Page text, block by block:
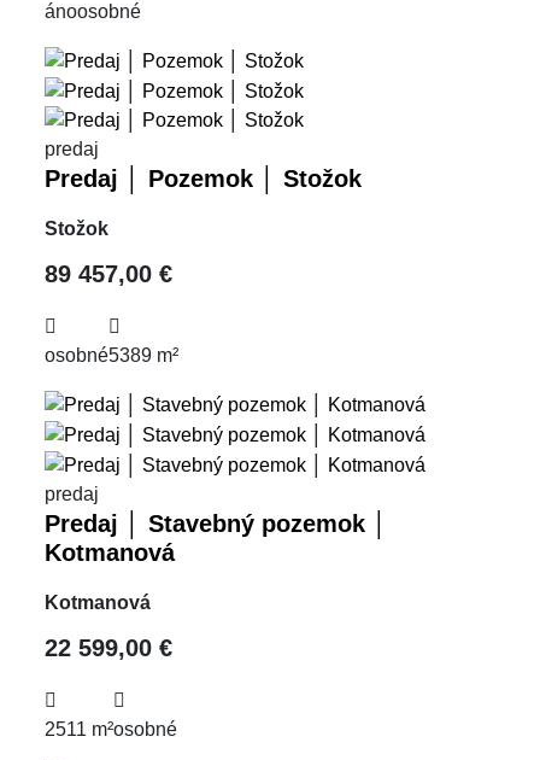
ánoosobné
predaj
Predaj │ Pozemok │ Stožok
Stožok
89 457,00 €
osobné5389 m²
predaj
Predaj │ Stavebný pozemok │
Kotmanová
Kotmanová
22 599,00 €
2511 m²osobné